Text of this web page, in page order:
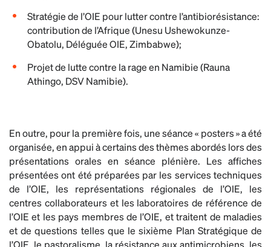
Stratégie de l’OIE pour lutter contre l’antibiorésistance:
contribution de l’Afrique (Unesu Ushewokunze-
Obatolu, Déléguée OIE, Zimbabwe);
Projet de lutte contre la rage en Namibie (Rauna
Athingo, DSV Namibie).
En outre, pour la première fois, une séance « posters » a été
organisée, en appui à certains des thèmes abordés lors des
présentations orales en séance plénière. Les affiches
présentées ont été préparées par les services techniques
de l’OIE, les représentations régionales de l’OIE, les
centres collaborateurs et les laboratoires de référence de
l’OIE et les pays membres de l’OIE, et traitent de maladies
et de questions telles que le sixième Plan Stratégique de
l’OIE, le pastoralisme, la résistance aux antimicrobiens, les